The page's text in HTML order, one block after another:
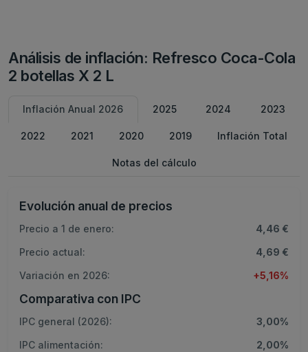
Análisis de inflación: Refresco Coca-Cola
2 botellas X 2 L
Inflación Anual 2026 2025 2024 2023
2022 2021 2020 2019 Inflación Total
Notas del cálculo
Evolución anual de precios
Precio a 1 de enero:
4,46 €
Precio actual:
4,69 €
Variación en 2026:
+5,16%
Comparativa con IPC
IPC general (2026):
3,00%
IPC alimentación:
2,00%